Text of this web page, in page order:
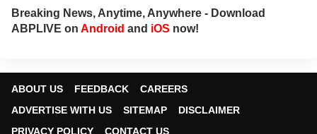
Breaking News, Anytime, Anywhere - Download
ABPLIVE on Android and iOS now!
ABOUT US FEEDBACK
CAREERS
ADVERTISE WITH US
SITEMAP
DISCLAIMER
PRIVACY POLICY
CONTACT US